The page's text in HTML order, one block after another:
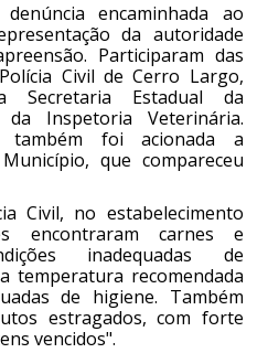
encaminhada ao
da autoridade
Participaram das
Civil de Cerro Largo,
Estadual da
Inspetoria Veterinária.
também foi acionada a
que compareceu
Civil, no estabelecimento
encontraram carnes e
inadequadas de
temperatura recomendada
de higiene. Também
estragados, com forte
vencidos".